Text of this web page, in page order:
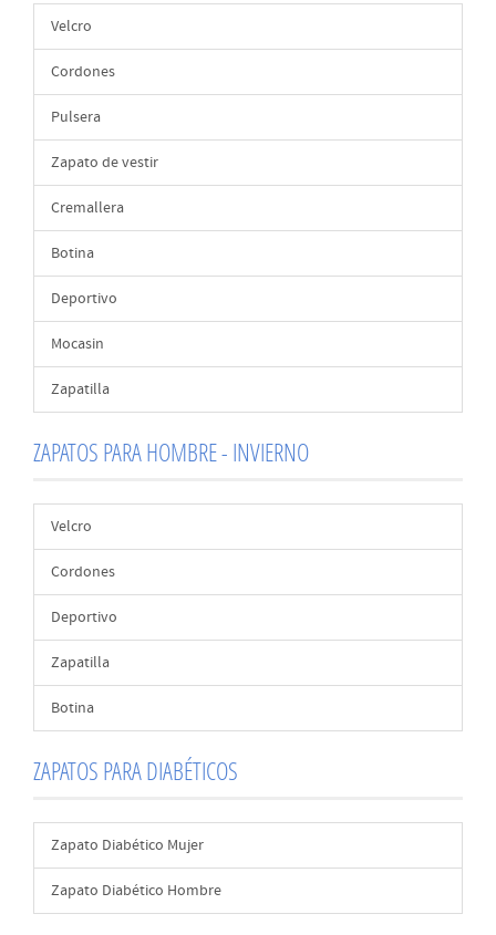
Velcro
Cordones
Pulsera
Zapato de vestir
Cremallera
Botina
Deportivo
Mocasin
Zapatilla
ZAPATOS PARA HOMBRE - INVIERNO
Velcro
Cordones
Deportivo
Zapatilla
Botina
ZAPATOS PARA DIABÉTICOS
Zapato Diabético Mujer
Zapato Diabético Hombre